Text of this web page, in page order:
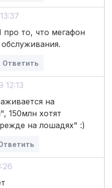
то, что мегафон
Ответить
12:13
на
150млн хотят
на лошадях" :)